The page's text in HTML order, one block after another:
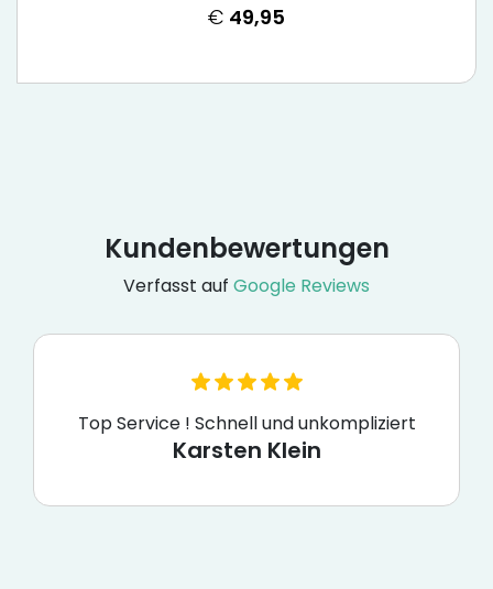
€ 49,95
Kundenbewertungen
Verfasst auf Google Reviews
Top Service ! Schnell und unkompliziert
Karsten Klein